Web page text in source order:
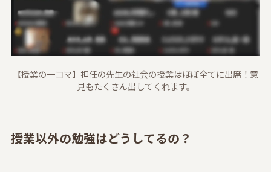
【授業の一コマ】担任の先生の社会の授業はほぼ全てに出席！意
見もたくさん出してくれます。
授業以外の勉強はどうしてるの？